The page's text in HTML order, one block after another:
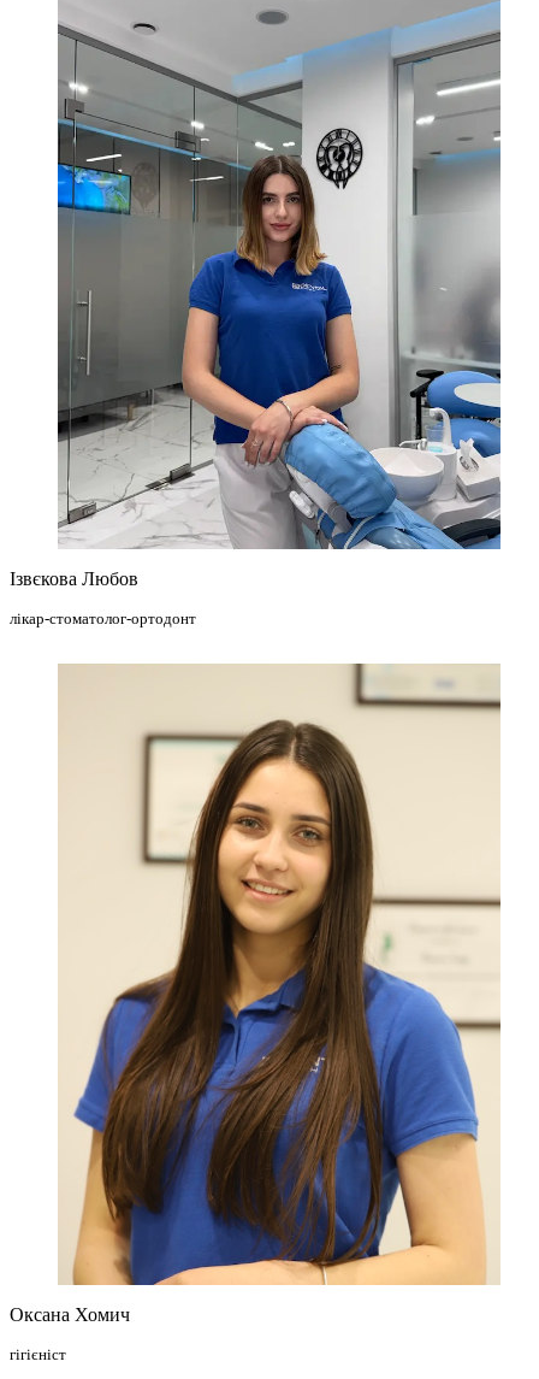
Ізвєкова Любов
лікар-стоматолог-ортодонт
Оксана Хомич
гігієніст